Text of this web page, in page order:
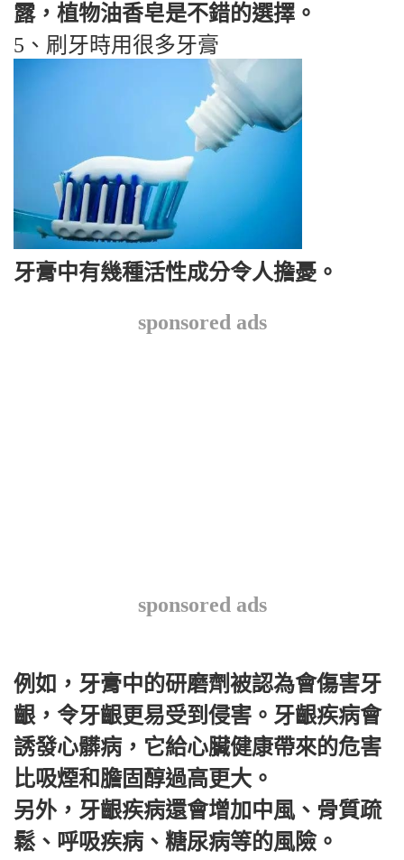
露，植物油香皂是不錯的選擇。
5、刷牙時用很多牙膏
牙膏中有幾種活性成分令人擔憂。
sponsored ads
sponsored ads
例如，牙膏中的研磨劑被認為會傷害牙
齦，令牙齦更易受到侵害。牙齦疾病會
誘發心髒病，它給心臟健康帶來的危害
比吸煙和膽固醇過高更大。
另外，牙齦疾病還會增加中風、骨質疏
鬆、呼吸疾病、糖尿病等的風險。